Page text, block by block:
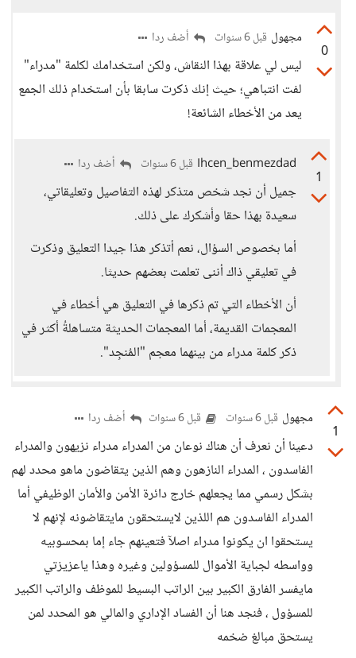
0
مجهول قبل 6 سنوات أضف ردا
ليس لي علاقة بهذا النقاش، ولكن استخدامك لكلمة "مدراء"
لفت انتباهي؛ حيث إنك ذكرت سابقا بأن استخدام ذلك الجمع
يعد من الأخطاء الشائعة!
1
Ihcen_benmezdad قبل 6 سنوات أضف ردا
جميل أن نجد شخص متذكر لهذه التفاصيل وتعليقاتي،
سعيدة بهذا حقا وأشكرك على ذلك.
أما بخصوص السؤال، نعم أتذكر هذا جيدا التعليق وذكرت
في تعليقي ذاك أننى تعلمت بعضهم حديثا.
أن الأخطاء التي تم ذكرها في التعليق هي أخطاء في
المعجمات القديمة، أما المعجمات الحديثة متساهلةُ أكثر في
ذكر كلمة مدراء من بينهما معجم "المُنجِد".
1
مجهول قبل 6 سنوات قبل 6 سنوات أضف ردا
دعينا أن نعرف أن هناك نوعان من المدراء مدراء نزيهون والمدراء
الفاسدون ، المدراء النازهون وهم الذين يتقاضون ماهو محدد لهم
بشكل رسمي مما يجعلهم خارج دائرة اﻷمن واﻷمان الوظيفي أما
المدراء الفاسدون هم اللذين لايستحقون مايتقاضونه ﻹنهم لا
يستحقوا ان يكونوا مدراء اصلآ فتعينهم جاء إما بمحسوبيه
وواسطه لجباية اﻷموال للمسؤولين وغيره وهذا ياعزيزتي
مايفسر الفارق الكبير بين الراتب البسيط للموظف والراتب الكبير
للمسؤول ، فنجد هنا أن الفساد اﻹداري والمالي هو المحدد لمن
يستحق مبالغ ضخمه